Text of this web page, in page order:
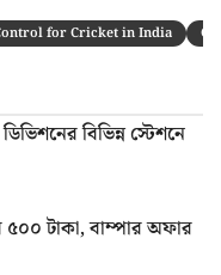
for Cricket in India
বিভিন্ন স্টেশনে
৫০০ টাকা, বাম্পার অফার